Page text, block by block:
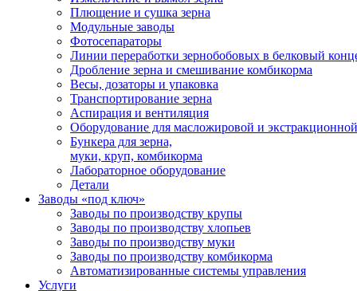
Плющение и сушка зерна
Модульные заводы
Фотосепараторы
Линии переработки зернобобовых в белковый
Дробление зерна и смешивание комбикорма
Весы, дозаторы и упаковка
Транспортирование зерна
Аспирация и вентиляция
Оборудование для масложировой и
Бункера для зерна,
муки, круп, комбикорма
Лабораторное оборудование
Детали
Заводы «под ключ»
Заводы по производству крупы
Заводы по производству хлопьев
Заводы по производству муки
Заводы по производству комбикорма
Автоматизированные системы управления
Услуги